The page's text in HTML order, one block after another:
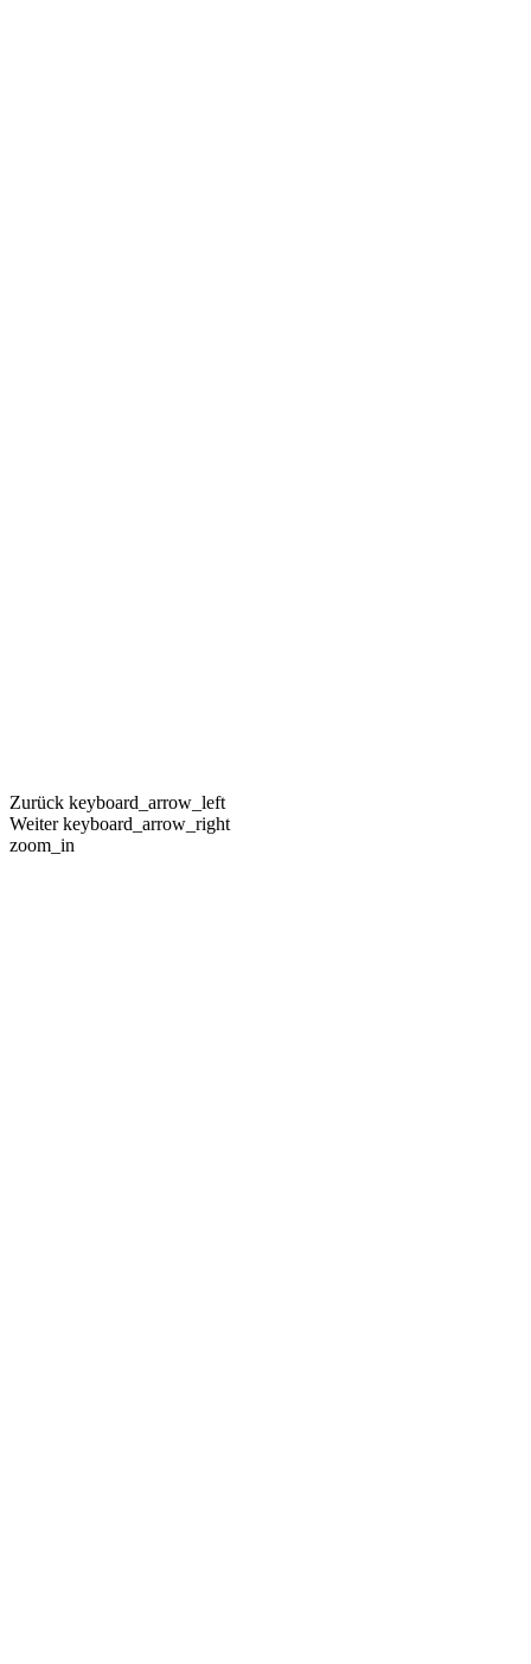
Zurück keyboard_arrow_left
Weiter keyboard_arrow_right
zoom_in